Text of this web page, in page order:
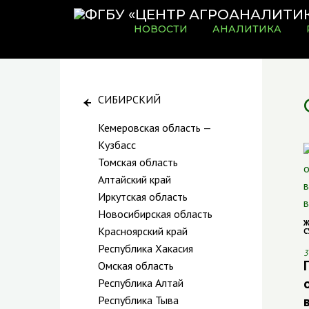
НОВОСТИ АНАЛИТИКА
СИБИРСКИЙ
Кемеровская область —
Кузбасс
Томская область
Алтайский край
Иркутская область
Новосибирская область
Красноярский край
Республика Хакасия
Омская область
Республика Алтай
Республика Тыва